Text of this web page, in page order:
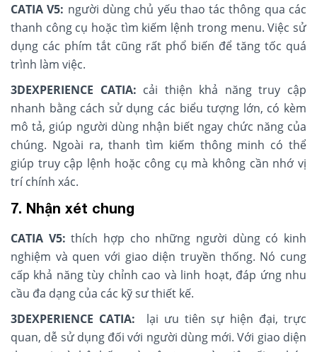
CATIA V5: người dùng chủ yếu thao tác thông qua các
thanh công cụ hoặc tìm kiếm lệnh trong menu. Việc sử
dụng các phím tắt cũng rất phổ biến để tăng tốc quá
trình làm việc.
3DEXPERIENCE CATIA: cải thiện khả năng truy cập
nhanh bằng cách sử dụng các biểu tượng lớn, có kèm
mô tả, giúp người dùng nhận biết ngay chức năng của
chúng. Ngoài ra, thanh tìm kiếm thông minh có thể
giúp truy cập lệnh hoặc công cụ mà không cần nhớ vị
trí chính xác.
7. Nhận xét chung
CATIA V5:thích hợp cho những người dùng có kinh
nghiệm và quen với giao diện truyền thống. Nó cung
cấp khả năng tùy chỉnh cao và linh hoạt, đáp ứng nhu
cầu đa dạng của các kỹ sư thiết kế.
3DEXPERIENCE CATIA: lại ưu tiên sự hiện đại, trực
quan, dễ sử dụng đối với người dùng mới. Với giao diện